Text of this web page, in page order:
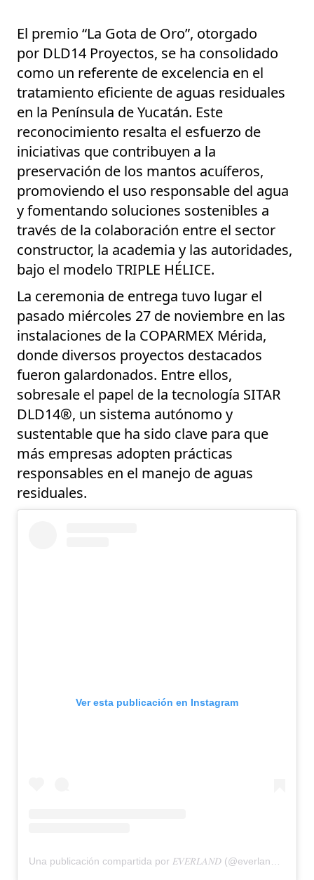
El premio “La Gota de Oro”, otorgado
por DLD14 Proyectos, se ha consolidado
como un referente de excelencia en el
tratamiento eficiente de aguas residuales
en la Península de Yucatán. Este
reconocimiento resalta el esfuerzo de
iniciativas que contribuyen a la
preservación de los mantos acuíferos,
promoviendo el uso responsable del agua
y fomentando soluciones sostenibles a
través de la colaboración entre el sector
constructor, la academia y las autoridades,
bajo el modelo TRIPLE HÉLICE.
La ceremonia de entrega tuvo lugar el
pasado miércoles 27 de noviembre en las
instalaciones de la COPARMEX Mérida,
donde diversos proyectos destacados
fueron galardonados. Entre ellos,
sobresale el papel de la tecnología SITAR
DLD14®, un sistema autónomo y
sustentable que ha sido clave para que
más empresas adopten prácticas
responsables en el manejo de aguas
residuales.
Ver esta publicación en Instagram